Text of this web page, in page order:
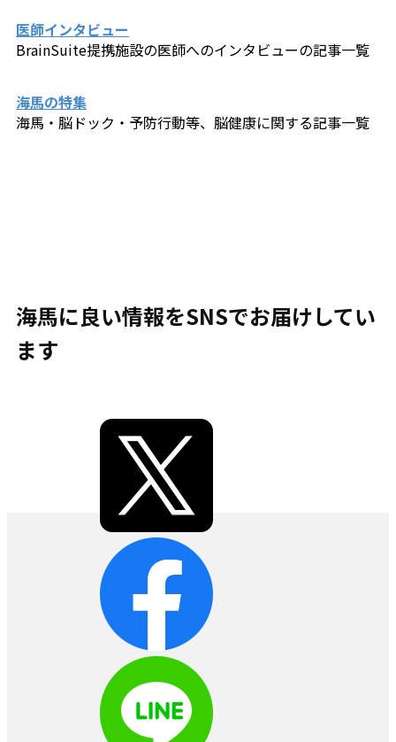
医師インタビュー
BrainSuite提携施設の医師へのインタビューの記事一覧
海馬の特集
海馬・脳ドック・予防行動等、脳健康に関する記事一覧
海馬に良い情報をSNSでお届けしてい
ます